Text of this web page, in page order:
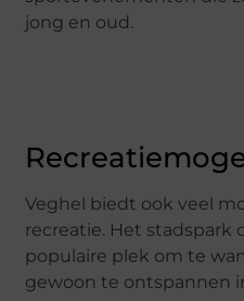
jong en oud.
Veghel biedt ook veel
recreatie. Het stadspark
populaire plek om te
gewoon te ontspannen